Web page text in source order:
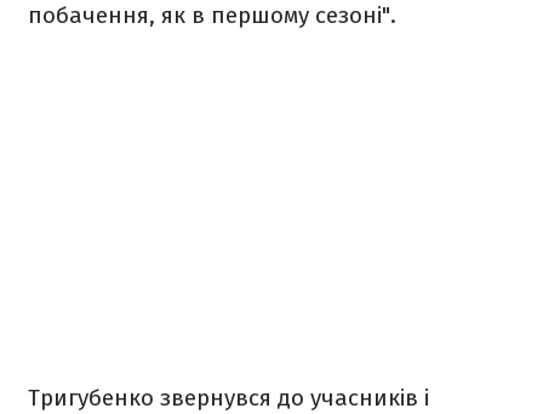
побачення, як в першому сезоні".
Тригубенко звернувся до учасників і